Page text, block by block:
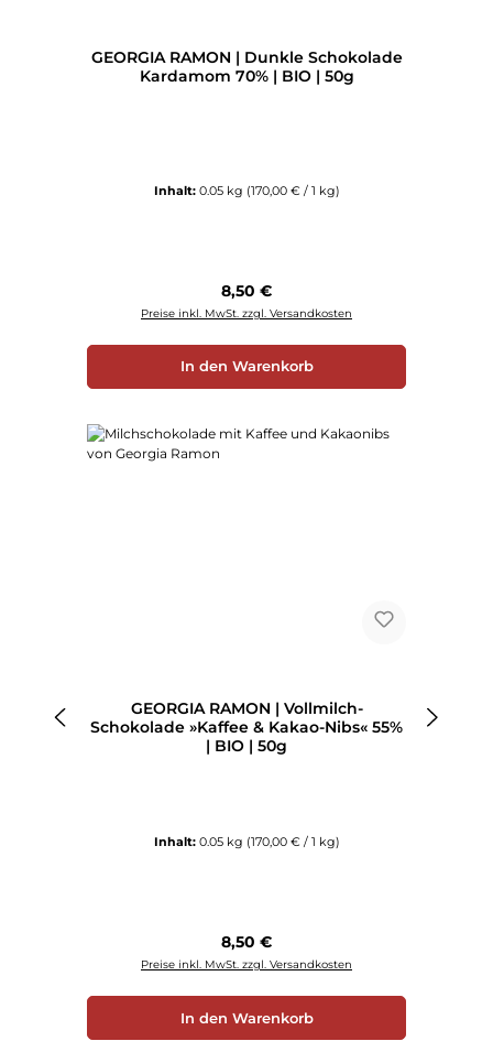
GEORGIA RAMON | Dunkle Schokolade
Kardamom 70% | BIO | 50g
Inhalt: 0.05 kg (170,00 € / 1 kg)
Regulärer Preis:
8,50 €
Preise inkl. MwSt. zzgl. Versandkosten
In den Warenkorb
GEORGIA RAMON | Vollmilch-
Schokolade »Kaffee & Kakao-Nibs« 55%
| BIO | 50g
Inhalt: 0.05 kg (170,00 € / 1 kg)
Regulärer Preis:
8,50 €
Preise inkl. MwSt. zzgl. Versandkosten
In den Warenkorb